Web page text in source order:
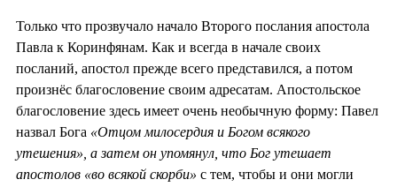
Только что прозвучало начало Второго послания апостола
Павла к Коринфянам. Как и всегда в начале своих
посланий, апостол прежде всего представился, а потом
произнёс благословение своим адресатам. Апостольское
благословение здесь имеет очень необычную форму: Павел
назвал Бога «Отцом милосердия и Богом всякого
утешения», а затем он упомянул, что Бог утешает
апостолов «во всякой скорби» с тем, чтобы и они могли